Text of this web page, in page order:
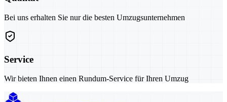
Bei uns erhalten Sie nur die besten Umzugsunternehmen
Service
Wir bieten Ihnen einen Rundum-Service für Ihren Umzug